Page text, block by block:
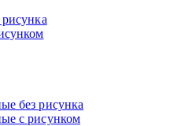
без рисунка
с рисунком